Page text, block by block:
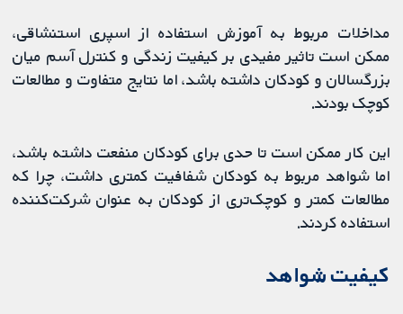
مداخلات مربوط به آموزش استفاده از اسپری استنشاقی،
ممکن است تاثیر مفیدی بر کیفیت زندگی و کنترل آسم میان
بزرگسالان و کودکان داشته باشد، اما نتایج متفاوت و مطالعات
کوچک بودند.
این کار ممکن است تا حدی برای کودکان منفعت داشته باشد،
اما شواهد مربوط به کودکان شفافیت کمتری داشت، چرا که
مطالعات کمتر و کوچک‌تری از کودکان به عنوان شرکت‌کننده
استفاده کردند.
کیفیت شواهد